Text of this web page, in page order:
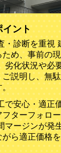
イント
診断を重視
ため、事前の
劣化状況や必
ご説明し、無
。
安心・適正
フターフォロ
マージンが発
がら適正価格